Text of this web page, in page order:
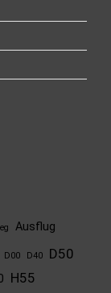
Ausflug
D00 D40 D50
H55